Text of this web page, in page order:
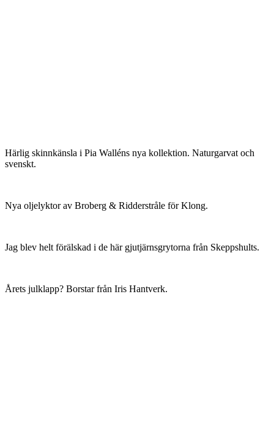
Härlig skinnkänsla i Pia Walléns nya kollektion. Naturgarvat och
svenskt.
Nya oljelyktor av Broberg & Ridderstråle för Klong.
Jag blev helt förälskad i de här gjutjärnsgrytorna från Skeppshults.
Årets julklapp? Borstar från Iris Hantverk.